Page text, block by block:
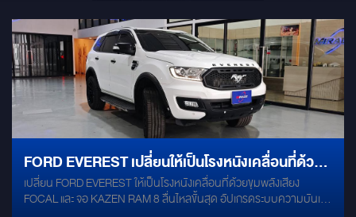
FORD EVEREST เปลี่ยนให้เป็นโรงหนังเคลื่อนที่ด้วย
ขุมพลังเสียง FOCAL และ จอ KAZEN RAM 8 ลื่นไหล
เปลี่ยน FORD EVEREST ให้เป็นโรงหนังเคลื่อนที่ด้วยขุมพลังเสียง
FOCAL และ จอ KAZEN RAM 8 ลื่นไหลขั้นสุด อัปเกรดระบบความบันเทิง